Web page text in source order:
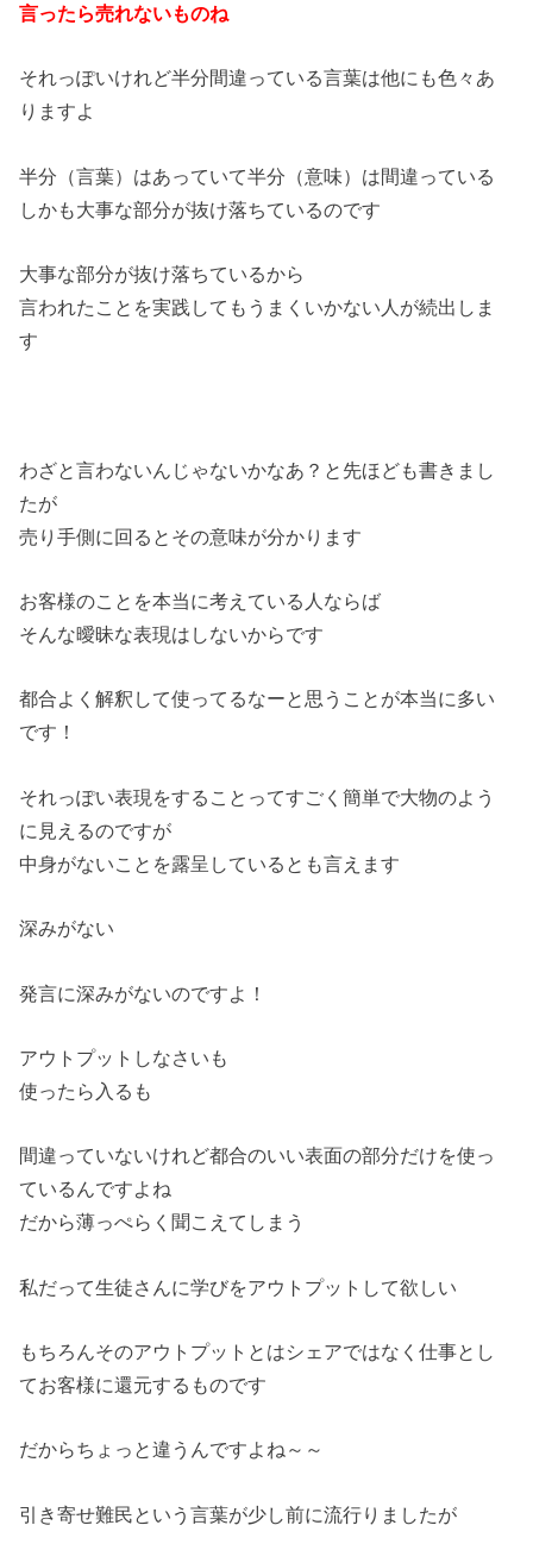
言ったら売れないものね
それっぽいけれど半分間違っている言葉は他にも色々あ
りますよ
半分（言葉）はあっていて半分（意味）は間違っている
しかも大事な部分が抜け落ちているのです
大事な部分が抜け落ちているから
言われたことを実践してもうまくいかない人が続出しま
す
わざと言わないんじゃないかなあ？と先ほども書きまし
たが
売り手側に回るとその意味が分かります
お客様のことを本当に考えている人ならば
そんな曖昧な表現はしないからです
都合よく解釈して使ってるなーと思うことが本当に多い
です！
それっぽい表現をすることってすごく簡単で大物のよう
に見えるのですが
中身がないことを露呈しているとも言えます
深みがない
発言に深みがないのですよ！
アウトプットしなさいも
使ったら入るも
間違っていないけれど都合のいい表面の部分だけを使っ
ているんですよね
だから薄っぺらく聞こえてしまう
私だって生徒さんに学びをアウトプットして欲しい
もちろんそのアウトプットとはシェアではなく仕事とし
てお客様に還元するものです
だからちょっと違うんですよね～～
引き寄せ難民という言葉が少し前に流行りましたが